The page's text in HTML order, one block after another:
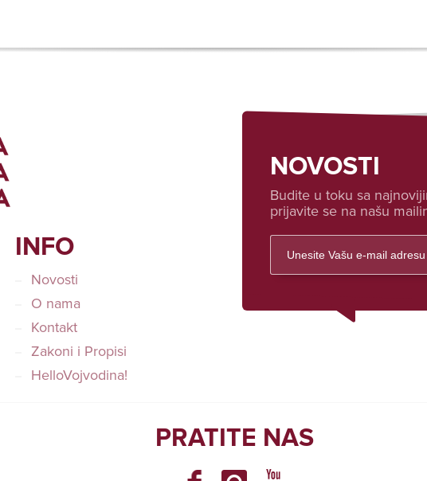
INFO
Novosti
O nama
Kontakt
Zakoni i Propisi
HelloVojvodina!
NOVOSTI
Budite u toku sa
prijavite se na našu
PRATITE NAS